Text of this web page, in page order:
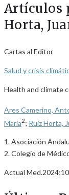
Artículos
Horta,
Cartas al Editor
Salud y crisis
Health and climate
Ares Camerino,
María2; Ruiz Horta,
1. Asociación
2. Colegio de
Actual